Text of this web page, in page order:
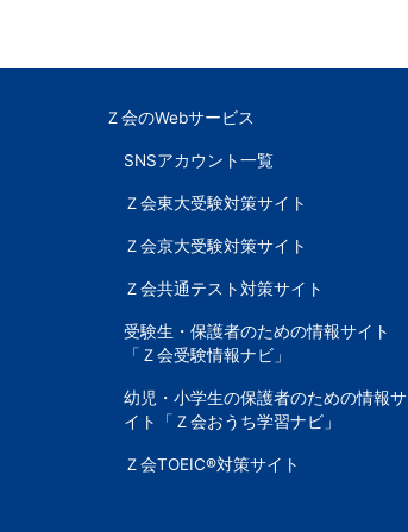
Ｚ会のWebサービス
SNSアカウント一覧
Ｚ会東大受験対策サイト
Ｚ会京大受験対策サイト
Ｚ会共通テスト対策サイト
受験生・保護者のための情報サイト
「Ｚ会受験情報ナビ」
幼児・小学生の保護者のための情報サ
イト「Ｚ会おうち学習ナビ」
Ｚ会TOEIC®対策サイト